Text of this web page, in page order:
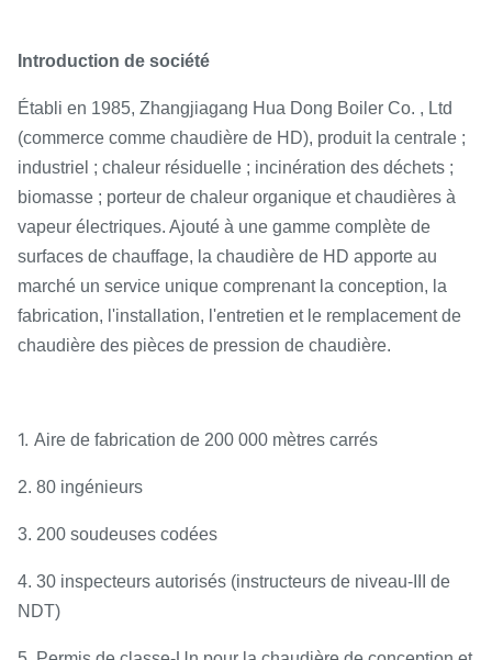
Introduction de société
Établi en 1985, Zhangjiagang Hua Dong Boiler Co. , Ltd
(commerce comme chaudière de HD), produit la centrale ;
industriel ; chaleur résiduelle ; incinération des déchets ;
biomasse ; porteur de chaleur organique et chaudières à
vapeur électriques. Ajouté à une gamme complète de
surfaces de chauffage, la chaudière de HD apporte au
marché un service unique comprenant la conception, la
fabrication, l'installation, l'entretien et le remplacement de
chaudière des pièces de pression de chaudière.
1. Aire de fabrication de 200 000 mètres carrés
2. 80 ingénieurs
3. 200 soudeuses codées
4. 30 inspecteurs autorisés (instructeurs de niveau-III de
NDT)